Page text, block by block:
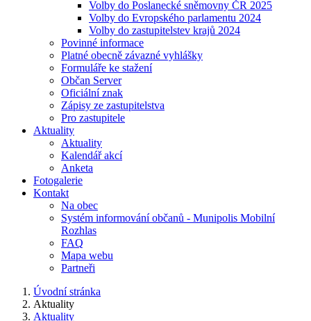
Volby do Poslanecké sněmovny ČR 2025
Volby do Evropského parlamentu 2024
Volby do zastupitelstev krajů 2024
Povinné informace
Platné obecně závazné vyhlášky
Formuláře ke stažení
Občan Server
Oficiální znak
Zápisy ze zastupitelstva
Pro zastupitele
Aktuality
Aktuality
Kalendář akcí
Anketa
Fotogalerie
Kontakt
Na obec
Systém informování občanů - Munipolis Mobilní
Rozhlas
FAQ
Mapa webu
Partneři
Úvodní stránka
Aktuality
Aktuality